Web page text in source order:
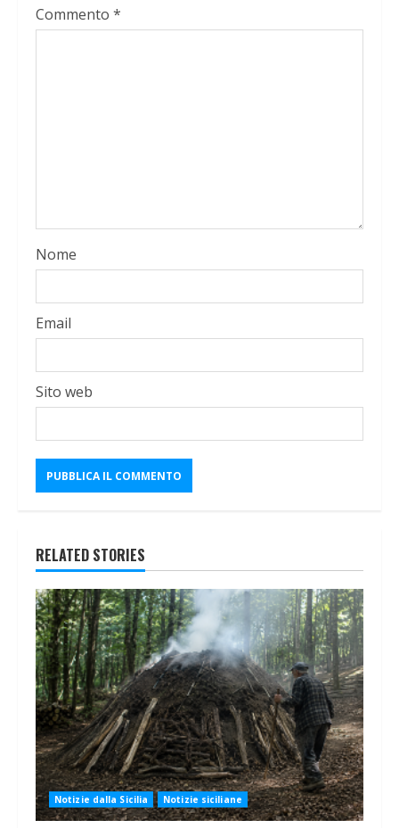
Commento *
Nome
Email
Sito web
RELATED STORIES
Notizie dalla Sicilia Notizie siciliane